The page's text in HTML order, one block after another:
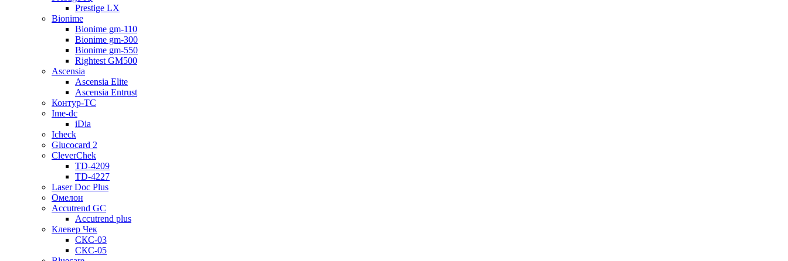
Prestige LX
Bionime
Bionime gm-110
Bionime gm-300
Bionime gm-550
Rightest GM500
Ascensia
Ascensia Elite
Ascensia Entrust
Контур-ТС
Ime-dc
iDia
Icheck
Glucocard 2
CleverChek
TD-4209
TD-4227
Laser Doc Plus
Омелон
Accutrend GC
Accutrend plus
Клевер Чек
СКС-03
СКС-05